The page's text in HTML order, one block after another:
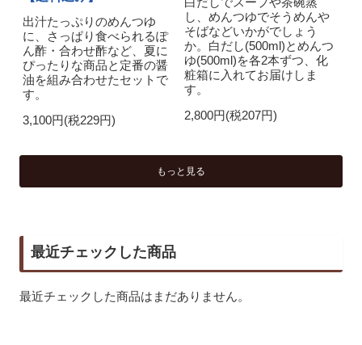
出汁たっぷりのめんつゆ
に、さっぱり食べられるぽ
ん酢・合わせ酢など、夏に
ぴったりな商品と定番の醤
油を組み合わせたセットで
す。
3,100円(税229円)
し、めんつゆでそうめんや
そばなどいかがでしょう
か。白だし(500ml)とめんつ
ゆ(500ml)を各2本ずつ、化
粧箱に入れてお届けしま
す。
2,800円(税207円)
もっと見る
最近チェックした商品
最近チェックした商品はまだありません。